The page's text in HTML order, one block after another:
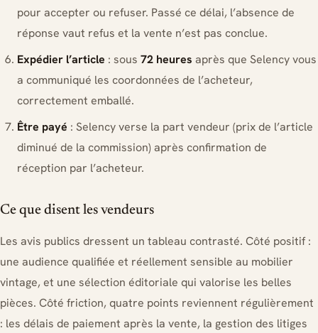
pour accepter ou refuser. Passé ce délai, l’absence de
réponse vaut refus et la vente n’est pas conclue.
Expédier l’article : sous 72 heures après que Selency vous
a communiqué les coordonnées de l’acheteur,
correctement emballé.
Être payé : Selency verse la part vendeur (prix de l’article
diminué de la commission) après confirmation de
réception par l’acheteur.
Ce que disent les vendeurs
Les avis publics dressent un tableau contrasté. Côté positif :
une audience qualifiée et réellement sensible au mobilier
vintage, et une sélection éditoriale qui valorise les belles
pièces. Côté friction, quatre points reviennent régulièrement
: les délais de paiement après la vente, la gestion des litiges